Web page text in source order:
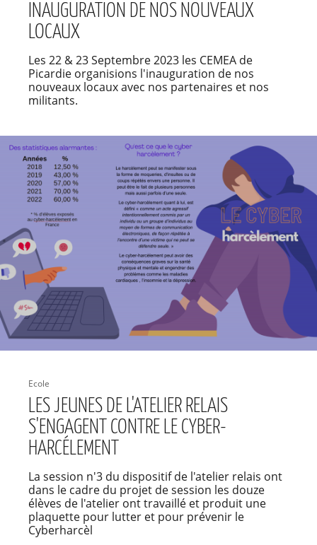
INAUGURATION DE NOS NOUVEAUX
LOCAUX
Les 22 & 23 Septembre 2023 les CEMEA de
Picardie organisions l'inauguration de nos
nouveaux locaux avec nos partenaires et nos
militants.
Ecole
LES JEUNES DE L'ATELIER RELAIS
S'ENGAGENT CONTRE LE CYBER-
HARCÉLEMENT
La session n'3 du dispositif de l'atelier relais ont
dans le cadre du projet de session les douze
élèves de l'atelier ont travaillé et produit une
plaquette pour lutter et pour prévenir le
Cyberharcèl